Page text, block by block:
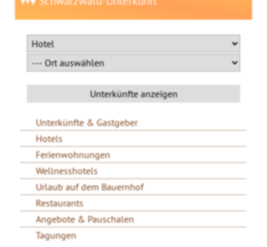
Unterkünfte & Gastgeber
Hotels
Ferienwohnungen
Wellnesshotels
Urlaub auf dem Bauernhof
Restaurants
Angebote & Pauschalen
Tagungen